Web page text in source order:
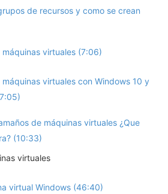
de recursos y como se crean
máquinas virtuales (7:06)
virtuales con Windows 10 y
de máquinas virtuales ¿Que
(10:33)
virtuales
virtual Windows (46:40)